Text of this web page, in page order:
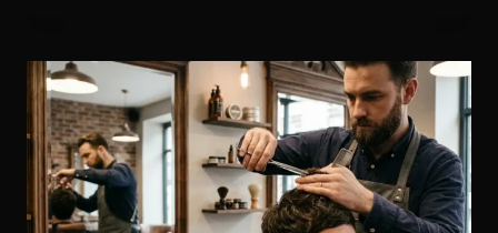
5
قصات
شعر
خالدة
لا
تخرج
عن
الموضة